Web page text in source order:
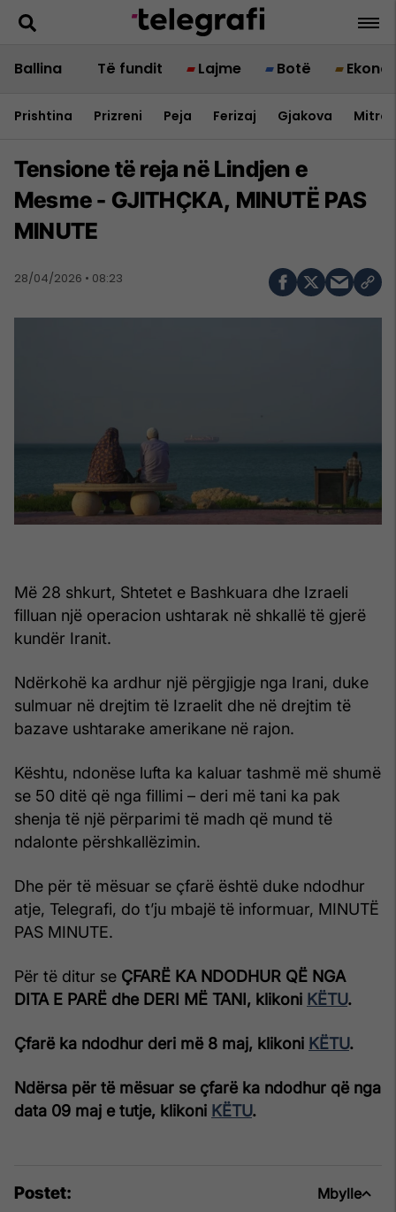
Ballina Të fundit Lajme Botë
Prishtina Prizreni Peja Ferizaj Gjakova
Tensione të reja në Lindjen e
Mesme - GJITHÇKA, MINUTË PAS
MINUTE
28/04/2026 • 08:23
Më 28 shkurt, Shtetet e Bashkuara dhe Izraeli
filluan një operacion ushtarak në shkallë të gjerë
kundër Iranit.
Ndërkohë ka ardhur një përgjigje nga Irani, duke
sulmuar në drejtim të Izraelit dhe në drejtim të
bazave ushtarake amerikane në rajon.
Kështu, ndonëse lufta ka kaluar tashmë më shumë
se 50 ditë që nga fillimi – deri më tani ka pak
shenja të një përparimi të madh që mund të
ndalonte përshkallëzimin.
Dhe për të mësuar se çfarë është duke ndodhur
atje, Telegrafi, do t’ju mbajë të informuar, MINUTË
PAS MINUTE.
Për të ditur se ÇFARË KA NDODHUR QË NGA
DITA E PARË dhe DERI MË TANI, klikoni KËTU.
Çfarë ka ndodhur deri më 8 maj, klikoni KËTU.
Ndërsa për të mësuar se çfarë ka ndodhur që nga
data 09 maj e tutje, klikoni KËTU.
Postet: Mbylle